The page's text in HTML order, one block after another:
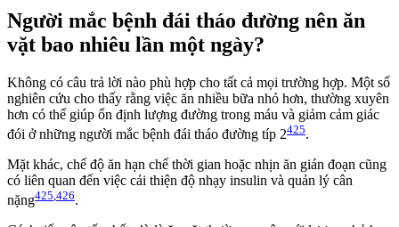
Người mắc bệnh đái tháo đường nên ăn
vặt bao nhiêu lần một ngày?
Không có câu trả lời nào phù hợp cho tất cả mọi trường hợp. Một số
nghiên cứu cho thấy rằng việc ăn nhiều bữa nhỏ hơn, thường xuyên
hơn có thể giúp ổn định lượng đường trong máu và giảm cảm giác
đói ở những người mắc bệnh đái tháo đường típ 2425.
Mặt khác, chế độ ăn hạn chế thời gian hoặc nhịn ăn gián đoạn cũng
có liên quan đến việc cải thiện độ nhạy insulin và quản lý cân
nặng425 426.